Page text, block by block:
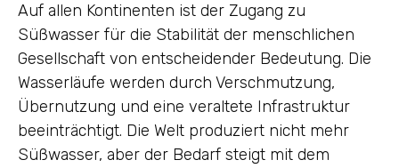
Auf allen Kontinenten ist der Zugang zu
Süßwasser für die Stabilität der menschlichen
Gesellschaft von entscheidender Bedeutung. Die
Wasserläufe werden durch Verschmutzung,
Übernutzung und eine veraltete Infrastruktur
beeinträchtigt. Die Welt produziert nicht mehr
Süßwasser, aber der Bedarf steigt mit dem